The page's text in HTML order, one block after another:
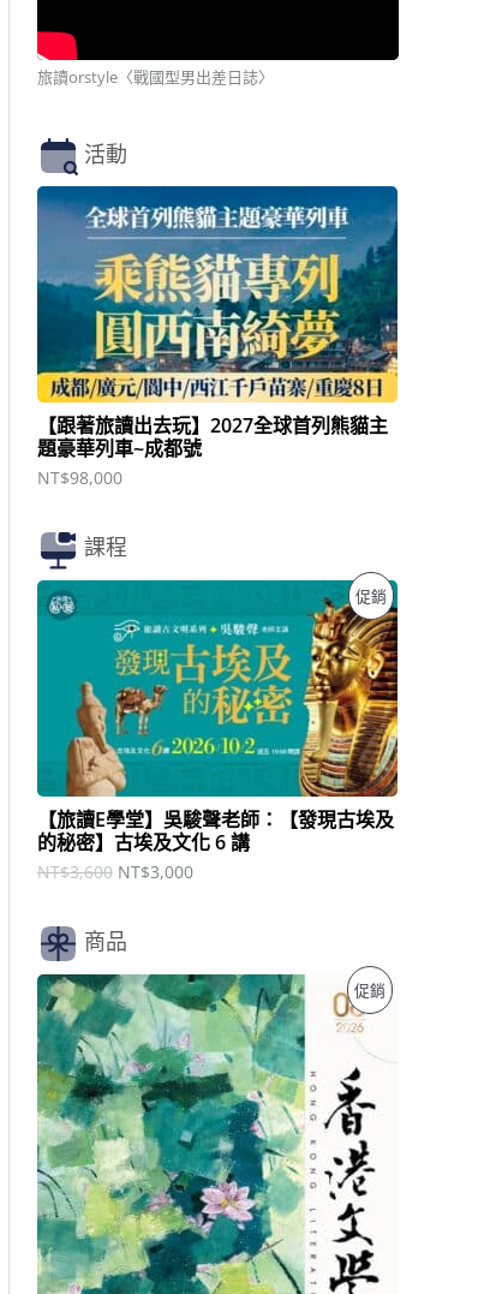
旅讀orstyle〈戰國型男出差日誌〉
活動
【跟著旅讀出去玩】2027全球首列熊貓主
題豪華列車~成都號
NT$98,000
課程
促銷 特
價
商
品
【旅讀E學堂】吳駿聲老師：【發現古埃及
的秘密】古埃及文化 6 講
NT$3,600
價
格
：
N
T
$
3
,
6
0
0
。
NT$3,000
價
格
：
N
T
$
3
0
0
0
。
商品
促銷特
原
始
價
格
：
N
T
$
8
0
。
前
價
格
：
N
T
1
3
5
。